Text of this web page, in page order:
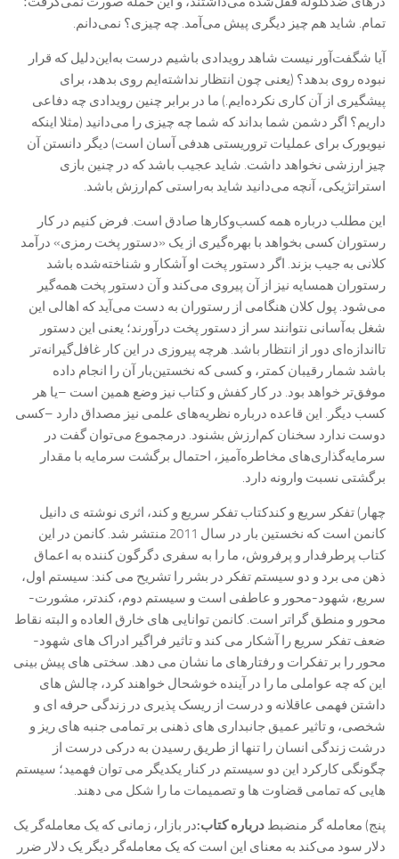
تمام. شاید هم چیز دیگری پیش می‌آمد. چه چیزی؟ نمی‌دانم.
آیا شگفت‌آور نیست شاهد رویدادی باشیم درست به‌این‌دلیل که قرار
نبوده روی بدهد؟ (یعنی چون انتظار نداشته‌ایم روی بدهد، برای
پیشگیری از آن کاری نکرده‌ایم.) ما در برابر چنین رویدادی چه دفاعی
داریم؟ اگر دشمن شما بداند که شما چه چیزی را می‌دانید (مثلا اینکه
نیویورک برای عملیات تروریستی هدفی آسان است) دیگر دانستن آن
چیز ارزشی نخواهد داشت. شاید عجیب باشد که در چنین بازی
استراتژیکی، آنچه می‌دانید شاید به‌راستی کم‌ارزش باشد.
این مطلب درباره همه کسب‌وکارها صادق است. فرض کنیم در کار
رستوران کسی بخواهد با بهره‌گیری از یک «دستور پخت رمزی» درآمد
کلانی به جیب بزند. اگر دستور پخت او آشکار و شناخته‌شده باشد
رستوران همسایه نیز از آن پیروی می‌کند و آن دستور پخت همه‌گیر
می‌شود. پول کلان هنگامی از رستوران به دست می‌آید که اهالی این
شغل به‌آسانی نتوانند سر از دستور پخت درآورند؛ یعنی این دستور
تااندازه‌ای دور از انتظار باشد. هرچه پیروزی در این کار غافل‌گیرانه‌تر
باشد شمار رقیبان کمتر، و کسی که نخستین‌بار آن را انجام داده
موفق‌تر خواهد بود. در کار کفش و کتاب نیز وضع همین است –یا هر
کسب دیگر. این قاعده درباره نظریه‌های علمی نیز مصداق دارد –کسی
دوست ندارد سخنان کم‌ارزش بشنود. درمجموع می‌توان گفت در
سرمایه‌گذاری‌های مخاطره‌آمیز، احتمال برگشت سرمایه با مقدار
برگشتی نسبت وارونه دارد.
چهار) تفکر سریع و کندکتاب تفکر سریع و کند، اثری نوشته ی دانیل
کانمن است که نخستین بار در سال 2011 منتشر شد. کانمن در این
کتاب پرطرفدار و پرفروش، ما را به سفری دگرگون کننده به اعماق
ذهن می برد و دو سیستم تفکر در بشر را تشریح می کند: سیستم اول،
سریع، شهود-محور و عاطفی است و سیستم دوم، کندتر، مشورت-
محور و منطق گراتر است. کانمن توانایی های خارق العاده و البته نقاط
ضعف تفکر سریع را آشکار می کند و تاثیر فراگیر ادراک های شهود-
محور را بر تفکرات و رفتارهای ما نشان می دهد. سختی های پیش بینی
این که چه عواملی ما را در آینده خوشحال خواهند کرد، چالش های
داشتن فهمی عاقلانه و درست از ریسک پذیری در زندگی حرفه ای و
شخصی، و تاثیر عمیق جانبداری های ذهنی بر تمامی جنبه های ریز و
درشت زندگی انسان را تنها از طریق رسیدن به درکی درست از
چگونگی کارکرد این دو سیستم در کنار یکدیگر می توان فهمید؛ سیستم
هایی که تمامی قضاوت ها و تصمیمات ما را شکل می دهند.
پنج) معامله گر منضبط درباره کتاب:در بازار، زمانی که یک معامله‌گر یک
دلار سود می‌کند به معنای این است که یک معامله‌گر دیگر یک دلار ضرر